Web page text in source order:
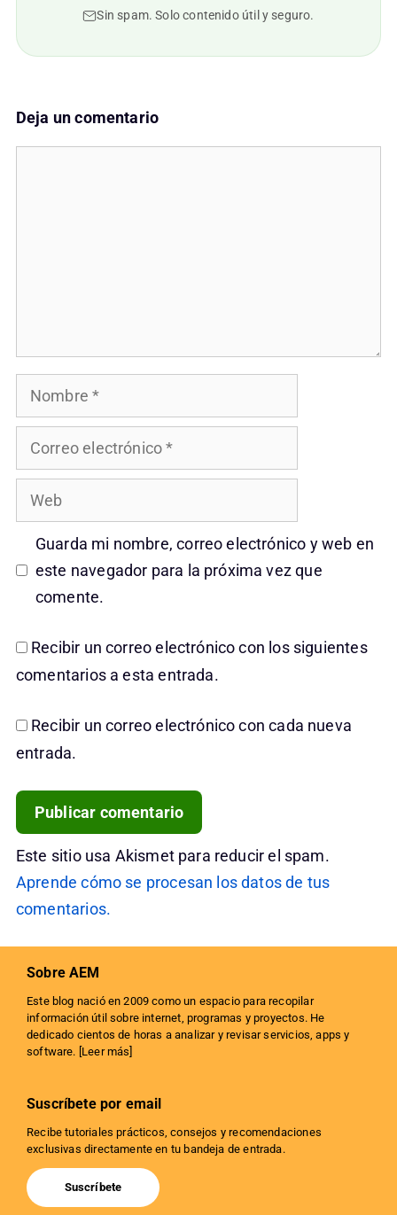
Sin spam. Solo contenido útil y seguro.
Deja un comentario
Nombre
Correo
electrónico
Web
Guarda mi nombre, correo electrónico y web en
este navegador para la próxima vez que
comente.
Recibir un correo electrónico con los siguientes
comentarios a esta entrada.
Recibir un correo electrónico con cada nueva
entrada.
Este sitio usa Akismet para reducir el spam.
Aprende cómo se procesan los datos de tus
comentarios.
Sobre AEM
Este blog nació en 2009 como un espacio para recopilar
información útil sobre internet, programas y proyectos. He
dedicado cientos de horas a analizar y revisar servicios, apps y
software. [Leer más]
Suscríbete por email
Recibe tutoriales prácticos, consejos y recomendaciones
exclusivas directamente en tu bandeja de entrada.
Suscríbete